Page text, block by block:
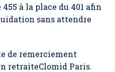
à la place du 401 afin
sans attendre
de remerciement
retraiteClomid Paris.